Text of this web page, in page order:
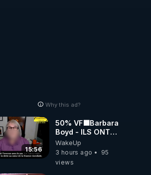
Why this ad?
15:56
50% VF🟩Barbara
Boyd - ILS ONT
MENTI SUR TOUT
-Jocelyne
Traduction
WakeUp
3 hours ago
95
views